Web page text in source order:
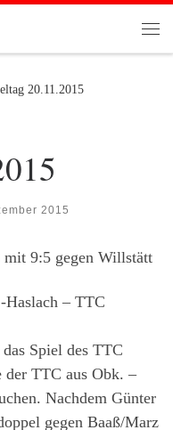
20.11.2015
2015
9:5 gegen Willstätt
– TTC
Spiel des TTC
der TTC aus Obk. –
Nachdem Günter
gegen Baaß/Marz